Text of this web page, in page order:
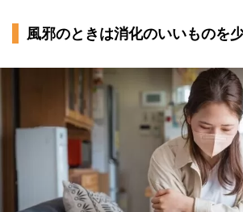
風邪のときは消化のいいものを